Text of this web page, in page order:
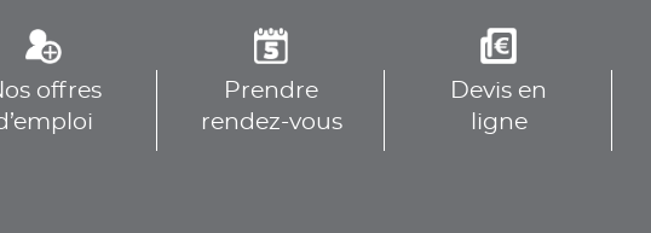
offres
Prendre
rendez-vous
Devis en
ligne